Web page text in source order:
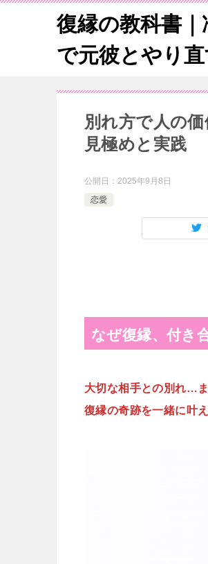
復縁の教科書
で元彼とやり
別れ方で人の
見極めと実践
公開日： 2025年9月8日
恋愛
なぜ復縁、付き
大切な相手との別れ…
復縁の奇跡を一緒に叶え